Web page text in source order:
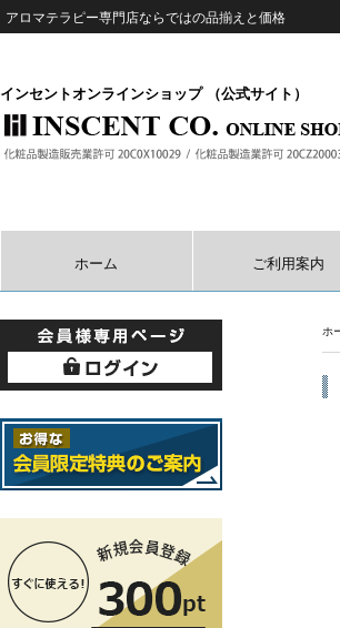
アロマテラピー専門店ならではの品揃えと価格
インセントオンラインショップ （公式サイト）
ホーム ご利用案内
ホ